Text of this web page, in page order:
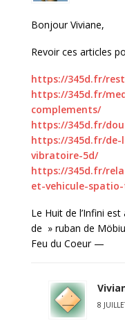
Bonjour Viviane,
Revoir ces articles
https://345d.fr/
https://345d.fr/
complements/
https://345d.fr/
https://345d.fr/de-
vibratoire-5d/
https://345d.fr/
et-vehicule-
Le Huit de l’Infini
de » ruban de
Feu du Coeur —
8